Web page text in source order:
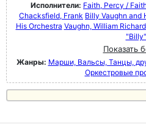
Исполнители: Faith, Percy /
Chacksfield, Frank Billy Vaughn and
His Orchestra Vaughn, William
"Billy"
Показать
Жанры: Марши, Вальсы, Танцы,
Оркестровые